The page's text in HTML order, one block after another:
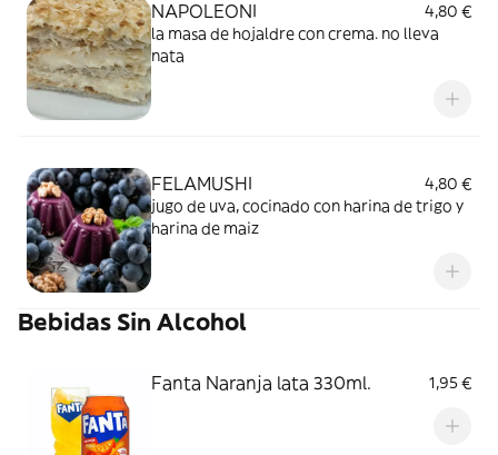
NAPOLEONI
4,80 €
la masa de hojaldre con crema. no lleva
nata
FELAMUSHI
4,80 €
jugo de uva, cocinado con harina de trigo y
harina de maiz
Bebidas Sin Alcohol
Fanta Naranja lata 330ml. 1,95 €